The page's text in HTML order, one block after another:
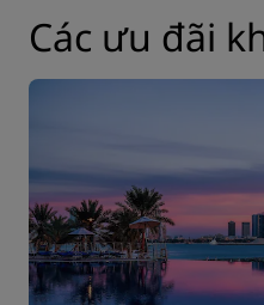
Các ưu đãi